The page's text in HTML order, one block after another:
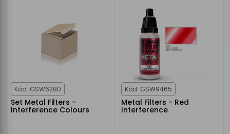
Kód: GSW6280
Set Metal Filters -
Interference Colours
Kód: GSW9465
Metal Filters - Red
Interference